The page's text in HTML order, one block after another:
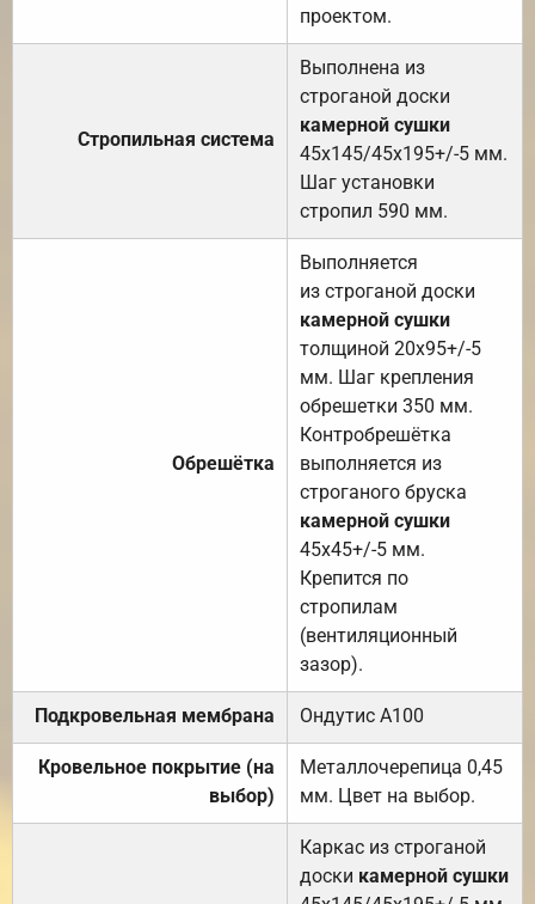
проектом.
Стропильная система
Выполнена из
строганой доски
камерной сушки
45х145/45х195+/-5 мм.
Шаг установки
стропил 590 мм.
Обрешётка
Выполняется
из строганой доски
камерной сушки
толщиной 20х95+/-5
мм. Шаг крепления
обрешетки 350 мм.
Контробрешётка
выполняется из
строганого бруска
камерной сушки
45х45+/-5 мм.
Крепится по
стропилам
(вентиляционный
зазор).
Подкровельная мембрана Ондутис А100
Кровельное покрытие (на
выбор)
Металлочерепица 0,45
мм. Цвет на выбор.
Каркас из строганой
доски камерной сушки